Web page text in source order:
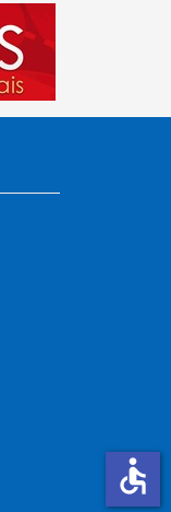
accessible